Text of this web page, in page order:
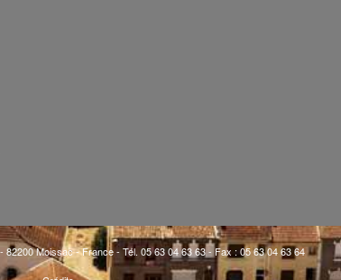
Moissac - France - Tél. 05 63 04 63 63 - Fax : 05 63 04 63 64